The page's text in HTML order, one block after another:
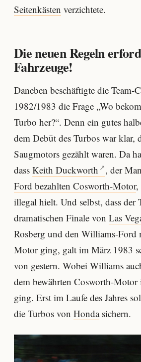
Seitenkästen verzichtete.
Die neuen Regeln
Fahrzeuge!
Daneben beschäftigte die Team-
1982/1983 die Frage „Wo
Turbo her?“. Denn ein gutes
dem Debüt des Turbos war klar,
Saugmotors gezählt waren. Da
dass Keith Duckworth
, der
Ford bezahlten Cosworth-Motor,
illegal hielt. Und selbst, dass
dramatischen Finale von Las
Rosberg und den Williams-Ford
Motor ging, galt im März 1983
von gestern. Wobei Williams
dem bewährten Cosworth-Motor
ging. Erst im Laufe des Jahres
die Turbos von Hondasichern.